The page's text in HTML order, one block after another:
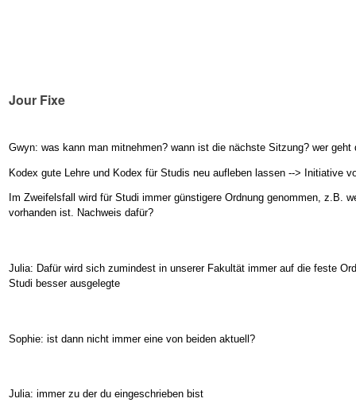
Jour Fixe
Gwyn: was kann man mitnehmen? wann ist die nächste Sitzung? wer geht
Kodex gute Lehre und Kodex für Studis neu aufleben lassen --> Initiative
Im Zweifelsfall wird für Studi immer günstigere Ordnung genommen, z.B.
vorhanden ist. Nachweis dafür?
Julia: Dafür wird sich zumindest in unserer Fakultät immer auf die feste
Studi besser ausgelegte
Sophie: ist dann nicht immer eine von beiden aktuell?
Julia: immer zu der du eingeschrieben bist